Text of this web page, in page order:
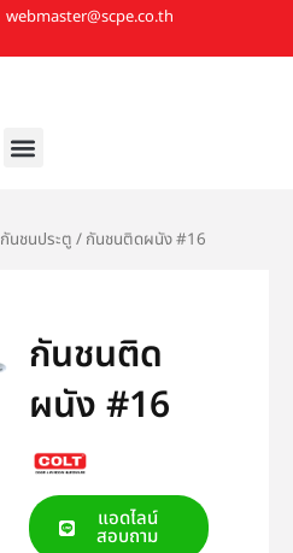
webmaster@scpe.co.th
Menu
กันชนประตู / กันชนติดผนัง #16
กันชนติด
ผนัง #16
แอดไลน์
สอบถาม